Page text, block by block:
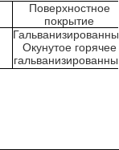
Поверхностное
покрытие
Окунутое горячее